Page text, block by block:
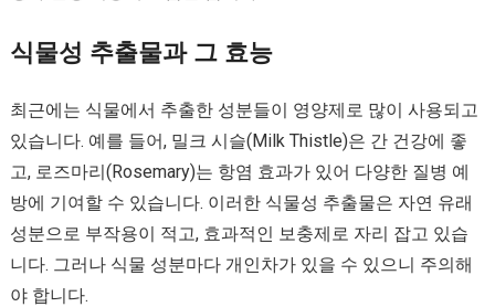
식물성 추출물과 그 효능
최근에는 식물에서 추출한 성분들이 영양제로 많이 사용되고
있습니다. 예를 들어, 밀크 시슬(Milk Thistle)은 간 건강에 좋
고, 로즈마리(Rosemary)는 항염 효과가 있어 다양한 질병 예
방에 기여할 수 있습니다. 이러한 식물성 추출물은 자연 유래
성분으로 부작용이 적고, 효과적인 보충제로 자리 잡고 있습
니다. 그러나 식물 성분마다 개인차가 있을 수 있으니 주의해
야 합니다.